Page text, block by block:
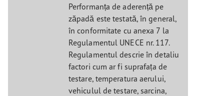
Performanța de aderență pe
zăpadă este testată, în general,
în conformitate cu anexa 7 la
Regulamentul UNECE nr. 117.
Regulamentul descrie în detaliu
factori cum ar fi suprafața de
testare, temperatura aerului,
vehiculul de testare, sarcina,